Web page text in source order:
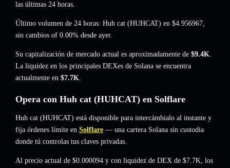
las últimas 24 horas.
Último volumen de 24 horas: Huh cat (HUHCAT) en $4.956967,
sin cambios of 0.00% desde ayer.
Su capitalización de mercado actual es aproximadamente de $9.4K.
La liquidez en los principales DEXes de Solana se encuentra
actualmente en $7.7K.
Opera con Huh cat (HUHCAT) en Solflare
Huh cat (HUHCAT) está disponible para intercámbialo al instante y
fija órdenes límite en Solflare — una cartera Solana sin custodia
donde tú controlas tus claves privadas.
Al precio actual de $0.000094 y con liquidez de DEX de $7.7K, los